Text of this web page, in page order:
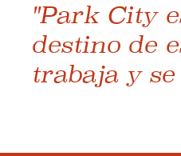
"Park City
destino de
trabaja y